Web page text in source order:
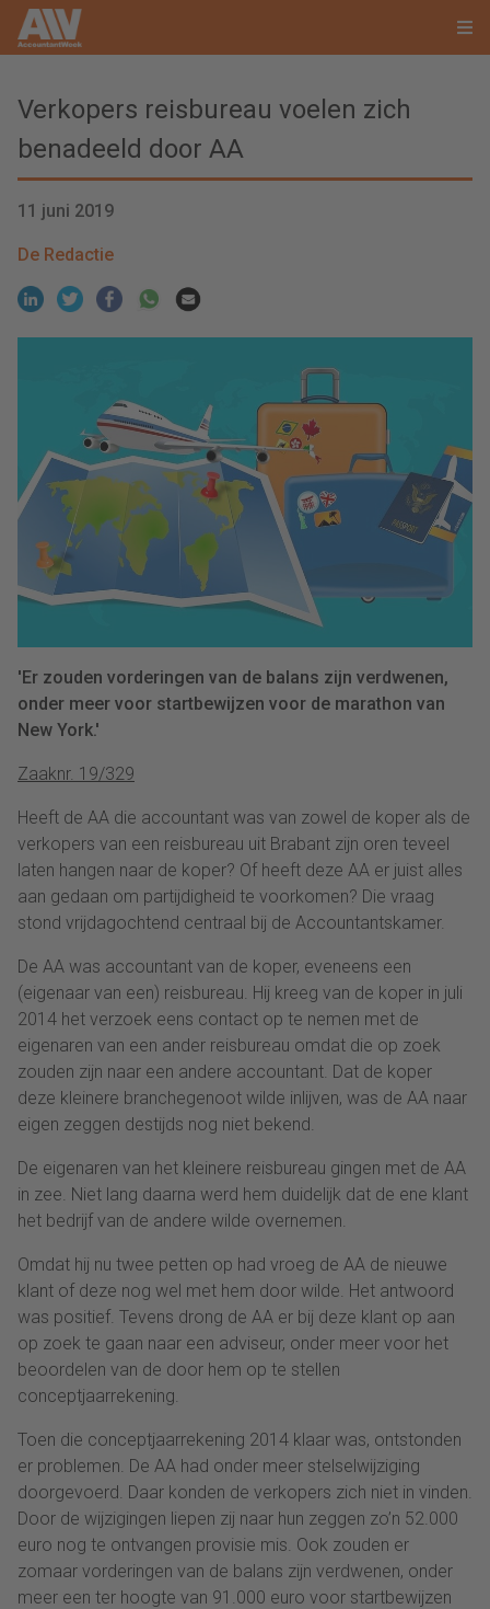
Verkopers reisbureau voelen zich
benadeeld door AA
11 juni 2019
De Redactie
'Er zouden vorderingen van de balans zijn verdwenen,
onder meer voor startbewijzen voor de marathon van
New York.'
Zaaknr. 19/329
Heeft de AA die accountant was van zowel de koper als de
verkopers van een reisbureau uit Brabant zijn oren teveel
laten hangen naar de koper? Of heeft deze AA er juist alles
aan gedaan om partijdigheid te voorkomen? Die vraag
stond vrijdagochtend centraal bij de Accountantskamer.
De AA was accountant van de koper, eveneens een
(eigenaar van een) reisbureau. Hij kreeg van de koper in juli
2014 het verzoek eens contact op te nemen met de
eigenaren van een ander reisbureau omdat die op zoek
zouden zijn naar een andere accountant. Dat de koper
deze kleinere branchegenoot wilde inlijven, was de AA naar
eigen zeggen destijds nog niet bekend.
De eigenaren van het kleinere reisbureau gingen met de AA
in zee. Niet lang daarna werd hem duidelijk dat de ene klant
het bedrijf van de andere wilde overnemen.
Omdat hij nu twee petten op had vroeg de AA de nieuwe
klant of deze nog wel met hem door wilde. Het antwoord
was positief. Tevens drong de AA er bij deze klant op aan
op zoek te gaan naar een adviseur, onder meer voor het
beoordelen van de door hem op te stellen
conceptjaarrekening.
Toen die conceptjaarrekening 2014 klaar was, ontstonden
er problemen. De AA had onder meer stelselwijziging
doorgevoerd. Daar konden de verkopers zich niet in vinden.
Door de wijzigingen liepen zij naar hun zeggen zo’n 52.000
euro nog te ontvangen provisie mis. Ook zouden er
zomaar vorderingen van de balans zijn verdwenen, onder
meer een ter hoogte van 91.000 euro voor startbewijzen